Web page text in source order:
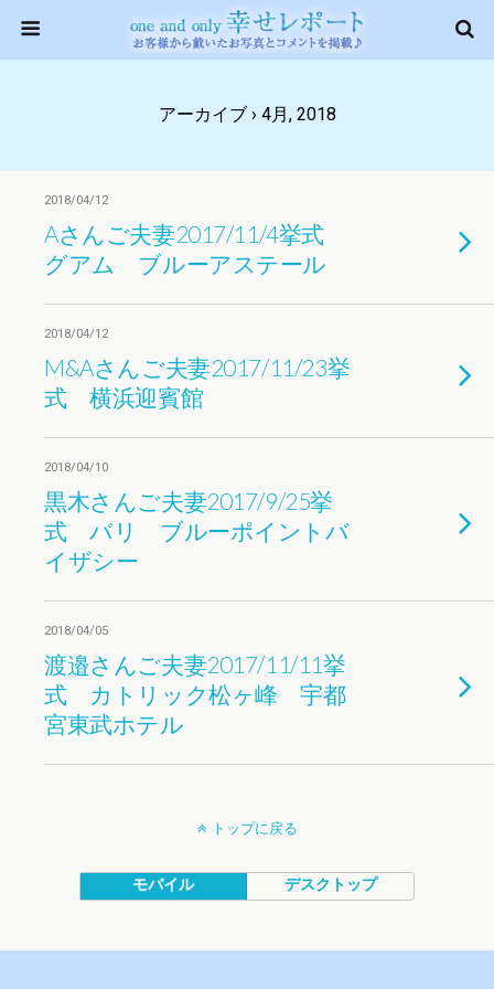
アーカイブ › 4月, 2018
2018/04/12
Aさんご夫妻2017/11/4挙式
グアム ブルーアステール
2018/04/12
M&Aさんご夫妻2017/11/23挙
式 横浜迎賓館
2018/04/10
黒木さんご夫妻2017/9/25挙
式 バリ ブルーポイントバ
イザシー
2018/04/05
渡邉さんご夫妻2017/11/11挙
式 カトリック松ヶ峰 宇都
宮東武ホテル
トップに戻る
モバイル デスクトップ